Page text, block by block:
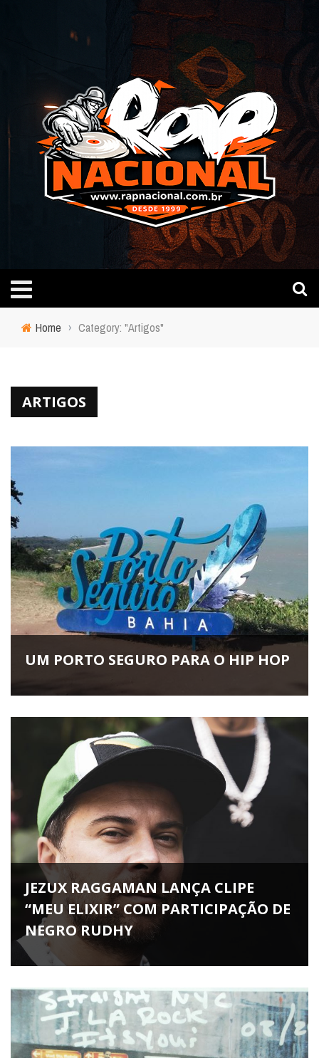
Home › Category: "Artigos"
ARTIGOS
UM PORTO SEGURO PARA O HIP HOP
JEZUX RAGGAMAN LANÇA CLIPE
“MEU ELIXIR” COM PARTICIPAÇÃO DE
NEGRO RUDHY